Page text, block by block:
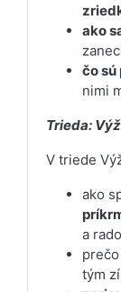
ako
čo
nimi
Trieda:
V triede
ako
a
tým